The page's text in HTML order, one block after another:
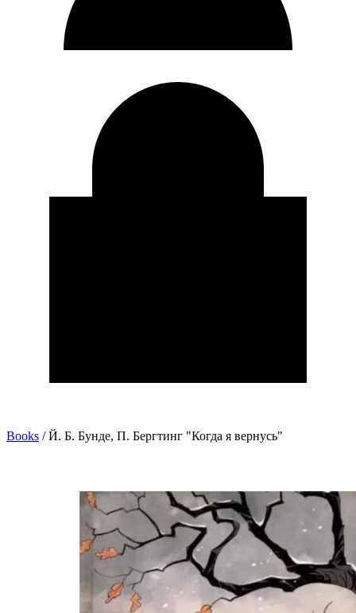
Books / Й. Б. Бунде, П. Бергтинг "Когда я вернусь"